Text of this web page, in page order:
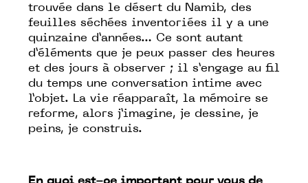
trouvée dans le désert du Namib, des
feuilles séchées inventoriées il y a une
quinzaine d’années… Ce sont autant
d’éléments que je peux passer des heures
et des jours à observer ; il s’engage au fil
du temps une conversation intime avec
l’objet. La vie réapparaît, la mémoire se
reforme, alors j’imagine, je dessine, je
peins, je construis.